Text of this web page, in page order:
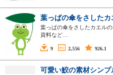
葉っぱの傘をさしたカ
葉っぱの傘をさしたカエル
資料など…
9 2,556 926.1
可愛い鮫の素材シン